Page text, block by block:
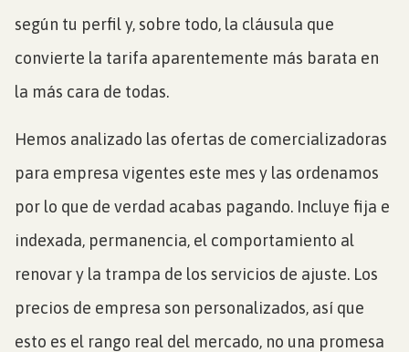
según tu perfil y, sobre todo, la cláusula que
convierte la tarifa aparentemente más barata en
la más cara de todas.
Hemos analizado las ofertas de comercializadoras
para empresa vigentes este mes y las ordenamos
por lo que de verdad acabas pagando. Incluye fija e
indexada, permanencia, el comportamiento al
renovar y la trampa de los servicios de ajuste. Los
precios de empresa son personalizados, así que
esto es el rango real del mercado, no una promesa